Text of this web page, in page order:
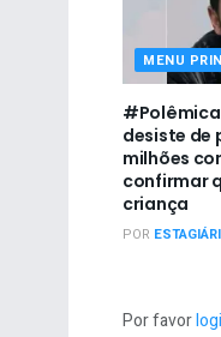
MENU
desiste de
milhões
confirmar
criança
POR
Por favor